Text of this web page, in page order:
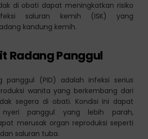
di obati dapat meningkatkan risiko
saluran kemih (ISK) yang
kandung kemih.
Radang Panggul
panggul (PID) adalah infeksi serius
wanita yang berkembang dari
segera di obati. Kondisi ini dapat
nyeri panggul yang lebih parah,
merusak organ reproduksi seperti
saluran tuba.